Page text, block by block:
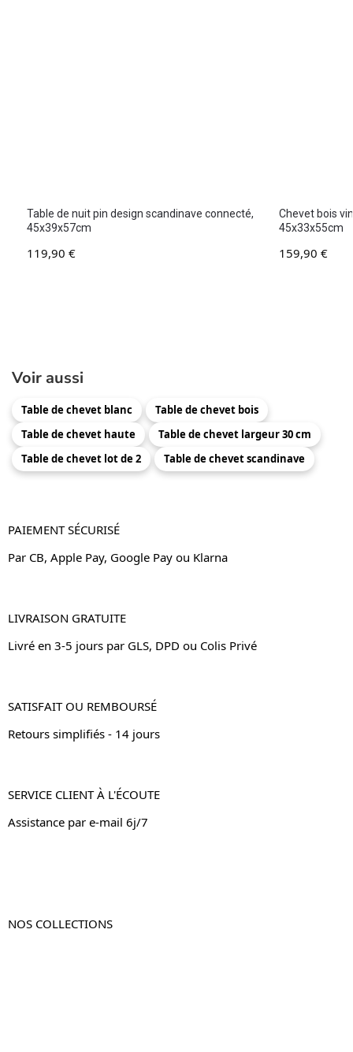
Table de nuit pin design scandinave connecté,
45x39x57cm
119,90 €
Chevet bois
45x33x55cm
159,90 €
Voir aussi
Table de chevet blanc
Table de chevet bois
Table de chevet haute
Table de chevet largeur 30 cm
Table de chevet lot de 2
Table de chevet scandinave
PAIEMENT SÉCURISÉ
Par CB, Apple Pay, Google Pay ou Klarna
LIVRAISON GRATUITE
Livré en 3-5 jours par GLS, DPD ou Colis Privé
SATISFAIT OU REMBOURSÉ
Retours simplifiés - 14 jours
SERVICE CLIENT À L'ÉCOUTE
Assistance par e-mail 6j/7
NOS COLLECTIONS